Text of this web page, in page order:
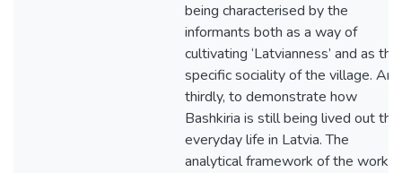
being characterised by the
informants both as a way of
cultivating ‘Latvianness’ and as the
specific sociality of the village.
thirdly, to demonstrate how
Bashkiria is still being lived out the
everyday life in Latvia. The
analytical framework of the work is